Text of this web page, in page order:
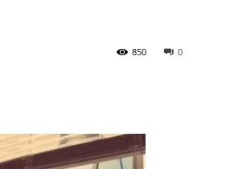
0
850